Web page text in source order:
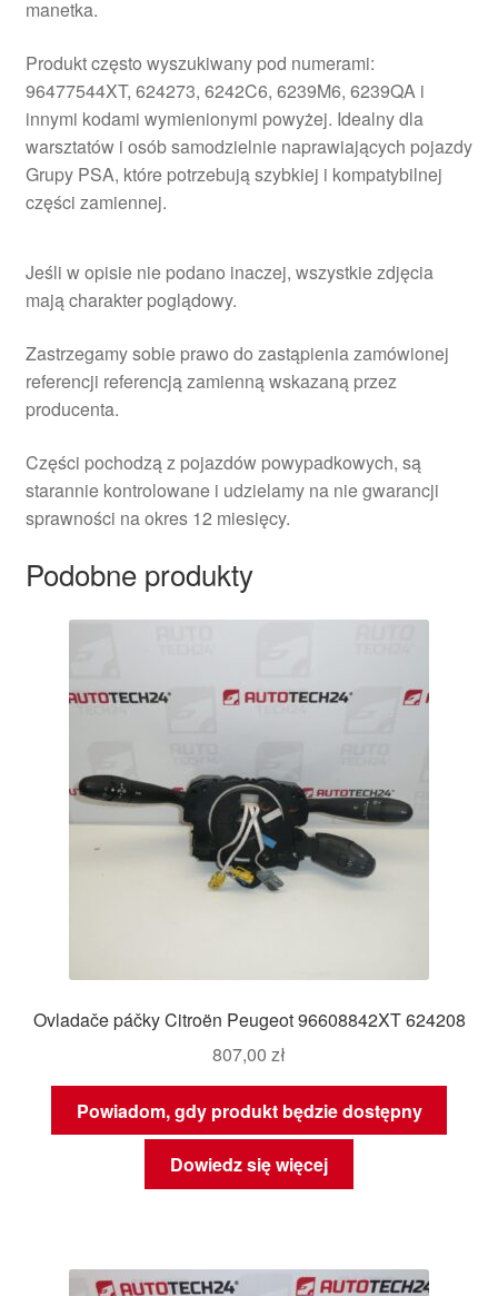
manetka.
Produkt często wyszukiwany pod numerami:
96477544XT, 624273, 6242C6, 6239M6, 6239QA i
innymi kodami wymienionymi powyżej. Idealny dla
warsztatów i osób samodzielnie naprawiających pojazdy
Grupy PSA, które potrzebują szybkiej i kompatybilnej
części zamiennej.
Jeśli w opisie nie podano inaczej, wszystkie zdjęcia
mają charakter poglądowy.
Zastrzegamy sobie prawo do zastąpienia zamówionej
referencji referencją zamienną wskazaną przez
producenta.
Części pochodzą z pojazdów powypadkowych, są
starannie kontrolowane i udzielamy na nie gwarancji
sprawności na okres 12 miesięcy.
Podobne produkty
Ovladače páčky Citroën Peugeot 96608842XT 624208
807,00 zł
Powiadom, gdy produkt będzie dostępny
Dowiedz się więcej